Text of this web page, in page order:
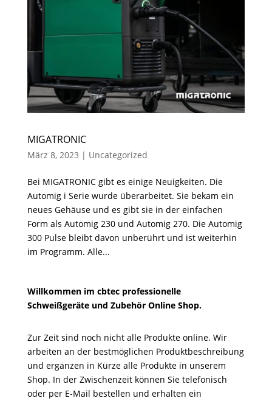
MIGATRONIC
März 8, 2023 | Uncategorized
Bei MIGATRONIC gibt es einige Neuigkeiten. Die
Automig i Serie wurde überarbeitet. Sie bekam ein
neues Gehäuse und es gibt sie in der einfachen
Form als Automig 230 und Automig 270. Die Automig
300 Pulse bleibt davon unberührt und ist weiterhin
im Programm. Alle...
Willkommen im cbtec professionelle
Schweißgeräte und Zubehör Online Shop.
Zur Zeit sind noch nicht alle Produkte online. Wir
arbeiten an der bestmöglichen Produktbeschreibung
und ergänzen in Kürze alle Produkte in unserem
Shop. In der Zwischenzeit können Sie telefonisch
oder per E-Mail bestellen und erhalten ein